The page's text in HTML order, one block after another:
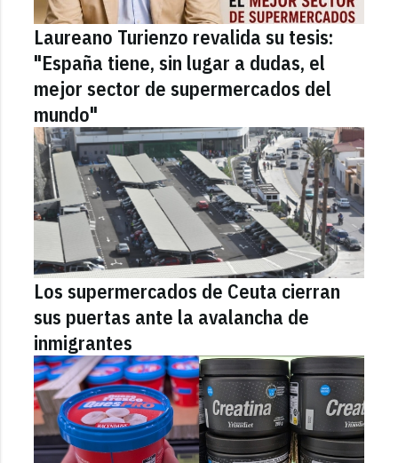
Laureano Turienzo revalida su tesis:
"España tiene, sin lugar a dudas, el
mejor sector de supermercados del
mundo"
Los supermercados de Ceuta cierran
sus puertas ante la avalancha de
inmigrantes